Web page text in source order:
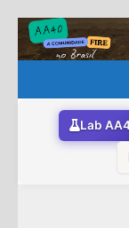
Skip
to
Lab